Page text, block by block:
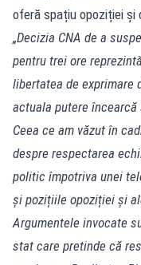
oferă spațiu opoziției și
„Decizia CNA de a
pentru trei ore
libertatea de exprimare
actuala putere
Ceea ce am văzut în
despre respectarea
politic împotriva unei
și pozițiile opoziției și
Argumentele invocate
stat care pretinde că